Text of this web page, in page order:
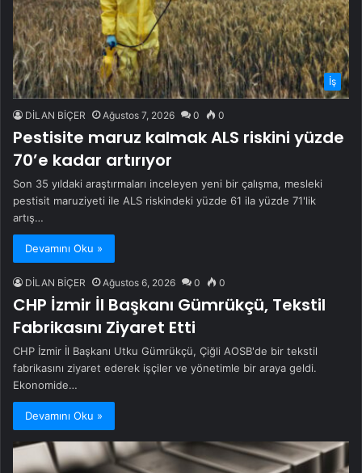
İş
DİLAN BİÇER Ağustos 7, 2026 0 0
Pestisite maruz kalmak ALS riskini yüzde
70’e kadar artırıyor
Son 35 yıldaki araştırmaları inceleyen yeni bir çalışma, mesleki
pestisit maruziyeti ile ALS riskindeki yüzde 61 ila yüzde 71'lik
artış…
Devamını Oku »
DİLAN BİÇER Ağustos 6, 2026 0 0
CHP İzmir İl Başkanı Gümrükçü, Tekstil
Fabrikasını Ziyaret Etti
CHP İzmir İl Başkanı Utku Gümrükçü, Çiğli AOSB'de bir tekstil
fabrikasını ziyaret ederek işçiler ve yönetimle bir araya geldi.
Ekonomide…
Devamını Oku »